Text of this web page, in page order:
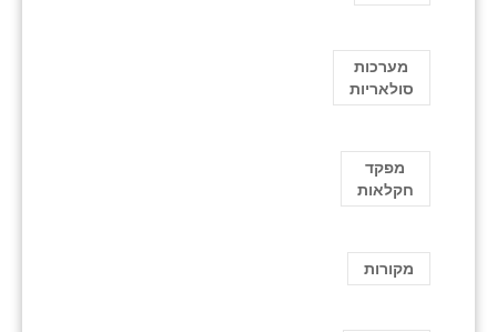
מערכות
סולאריות
מפקד
חקלאות
מקורות